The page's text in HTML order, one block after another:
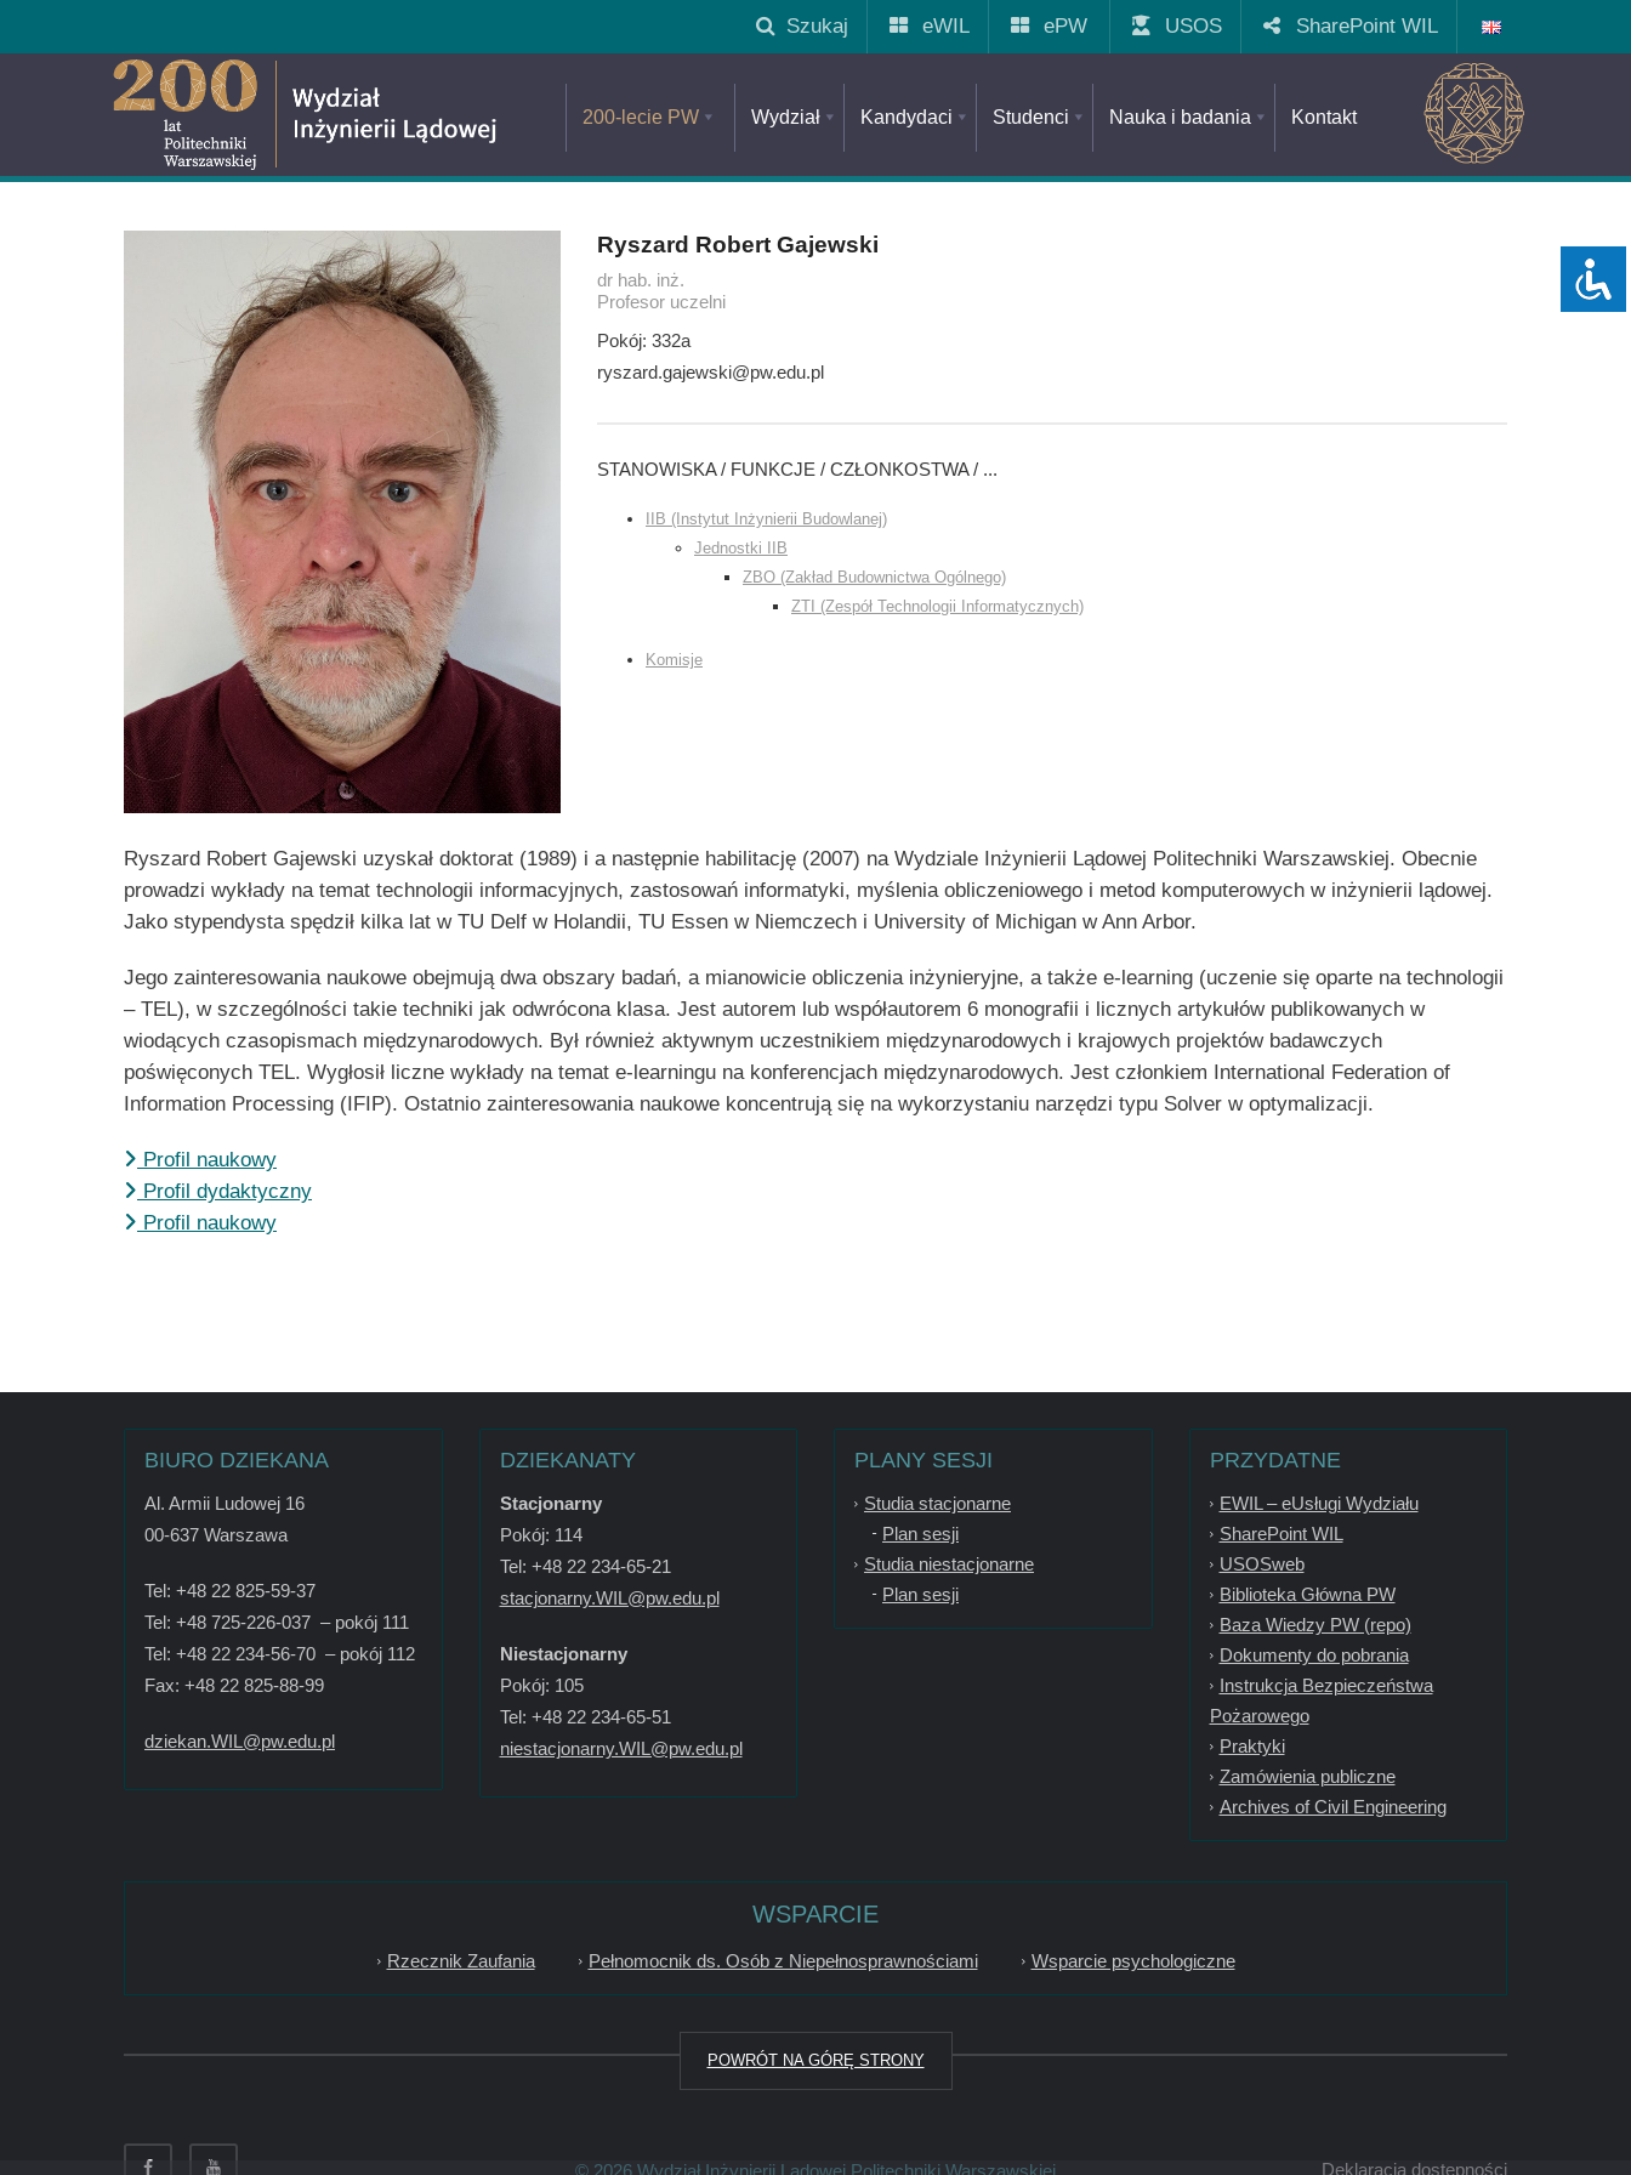
eWIL ePW USOS SharePoint WIL
Szukaj
200-lecie PW Wydział Kandydaci Studenci Nauka i badania Kontakt
Ryszard Robert Gajewski
dr hab. inż.
Profesor uczelni
Pokój: 332a
ryszard.gajewski@pw.edu.pl
STANOWISKA / FUNKCJE / CZŁONKOSTWA / ...
IIB (Instytut Inżynierii Budowlanej)
Jednostki IIB
ZBO (Zakład Budownictwa Ogólnego)
ZTI (Zespół Technologii Informatycznych)
Komisje
Ryszard Robert Gajewski uzyskał doktorat (1989) i a następnie habilitację (2007) na Wydziale Inżynierii Lądowej Politechniki Warszawskiej. Obecnie
prowadzi wykłady na temat technologii informacyjnych, zastosowań informatyki, myślenia obliczeniowego i metod komputerowych w inżynierii lądowej.
Jako stypendysta spędził kilka lat w TU Delf w Holandii, TU Essen w Niemczech i University of Michigan w Ann Arbor.
Jego zainteresowania naukowe obejmują dwa obszary badań, a mianowicie obliczenia inżynieryjne, a także e-learning (uczenie się oparte na technologii
– TEL), w szczególności takie techniki jak odwrócona klasa. Jest autorem lub współautorem 6 monografii i licznych artykułów publikowanych w
wiodących czasopismach międzynarodowych. Był również aktywnym uczestnikiem międzynarodowych i krajowych projektów badawczych
poświęconych TEL. Wygłosił liczne wykłady na temat e-learningu na konferencjach międzynarodowych. Jest członkiem International Federation of
Information Processing (IFIP). Ostatnio zainteresowania naukowe koncentrują się na wykorzystaniu narzędzi typu Solver w optymalizacji.
Profil naukowy
Profil dydaktyczny
Profil naukowy
BIURO DZIEKANA
Al. Armii Ludowej 16
00-637 Warszawa
Tel: +48 22 825-59-37
Tel: +48 725-226-037 – pokój 111
Tel: +48 22 234-56-70 – pokój 112
Fax: +48 22 825-88-99
dziekan.WIL@pw.edu.pl
DZIEKANATY
Stacjonarny
Pokój: 114
Tel: +48 22 234-65-21
stacjonarny.WIL@pw.edu.pl
Niestacjonarny
Pokój: 105
Tel: +48 22 234-65-51
niestacjonarny.WIL@pw.edu.pl
PLANY SESJI
Studia stacjonarne
Plan sesji
Studia niestacjonarne
Plan sesji
PRZYDATNE
EWIL – eUsługi Wydziału
SharePoint WIL
USOSweb
Biblioteka Główna PW
Baza Wiedzy PW (repo)
Dokumenty do pobrania
Instrukcja Bezpieczeństwa
Pożarowego
Praktyki
Zamówienia publiczne
Archives of Civil Engineering
WSPARCIE
Rzecznik Zaufania Pełnomocnik ds. Osób z Niepełnosprawnościami Wsparcie psychologiczne
POWRÓT NA GÓRĘ STRONY
© 2026 Wydział Inżynierii Lądowej Politechniki Warszawskiej Deklaracja dostępności